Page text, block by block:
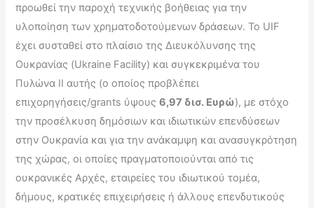
προωθεί την παροχή τεχνικής βοήθειας για την
υλοποίηση των χρηματοδοτούμενων δράσεων. Το UIF
έχει συσταθεί στο πλαίσιο της Διευκόλυνσης της
Ουκρανίας (Ukraine Facility) και συγκεκριμένα του
Πυλώνα ΙΙ αυτής (ο οποίος προβλέπει
επιχορηγήσεις/grants ύψους6,97 δισ. Ευρώ), με στόχο
την προσέλκυση δημόσιων και ιδιωτικών επενδύσεων
στην Ουκρανία και για την ανάκαμψη και ανασυγκρότηση
της χώρας, οι οποίες πραγματοποιούνται από τις
ουκρανικές Αρχές, εταιρείες του ιδιωτικού τομέα,
δήμους, κρατικές επιχειρήσεις ή άλλους επενδυτικούς